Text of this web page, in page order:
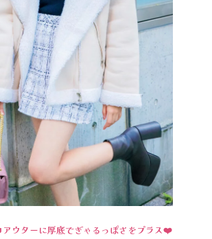
アウターに厚底でぎゃるっぽさをプラス❤️